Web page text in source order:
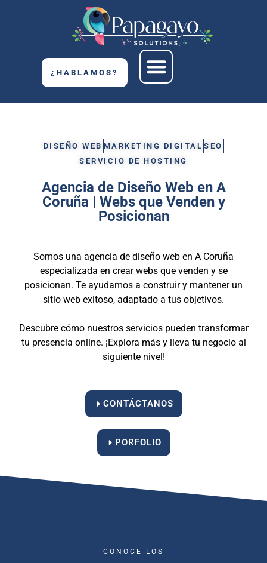
¿HABLAMOS?
DISEÑO WEB MARKETING DIGITAL SEO
SERVICIO DE HOSTING
Agencia de Diseño Web en A
Coruña | Webs que Venden y
Posicionan
Somos una agencia de diseño web en A Coruña
especializada en crear webs que venden y se
posicionan. Te ayudamos a construir y mantener un
sitio web exitoso, adaptado a tus objetivos.
Descubre cómo nuestros servicios pueden transformar
tu presencia online. ¡Explora más y lleva tu negocio al
siguiente nivel!
CONTÁCTANOS
PORFOLIO
CONOCE LOS